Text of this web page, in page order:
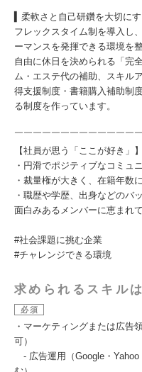
▍柔軟さと自己研鑽を大切に
フレックスタイム制を導入し
ーマンスを発揮できる環境を
自由に休日を決められる「完
ム・エステ代の補助、スキル
得支援制度・書籍購入補助制
る制度を作っています。
￣￣￣￣￣￣￣￣￣￣￣￣￣
【社員が思う「ここが好き」】
・円滑でポジティブなコミュ
・裁量権が大きく、在籍年数
・職歴や学歴、出身などのバ
面白みあるメンバーに恵まれ
#社会課題に挑む企業
#チャレンジできる環境
求められるスキルは
必須
・マーケティングまたは広告
可）
- 広告運用（Google・